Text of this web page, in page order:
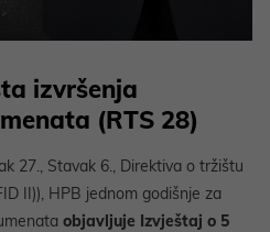
izvršenja
(RTS 28)
27., Stavak 6., Direktiva o tržištu
II)), HPB jednom godišnje za
objavljuje Izvještaj o 5